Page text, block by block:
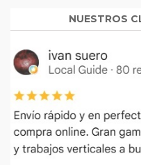
NUESTROS